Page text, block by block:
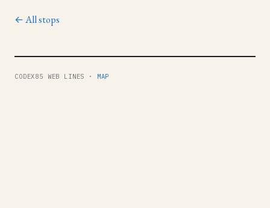
← All stops
CODEX85 WEB LINES · MAP